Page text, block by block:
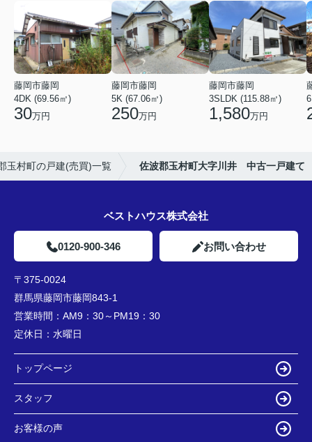
藤岡市藤岡
4DK (69.56㎡)
30万円
藤岡市藤岡
5K (67.06㎡)
250万円
藤岡市藤岡
3SLDK (115.88㎡)
1,580万円
玉村町の戸建(売買)一覧 佐波郡玉村町大字川井 中古一戸建て
ベストハウス株式会社
0120-900-346 お問い合わせ
〒375-0024
群馬県藤岡市藤岡843-1
営業時間： AM9：30～PM19：30
定休日： 水曜日
トップページ
スタッフ
お客様の声